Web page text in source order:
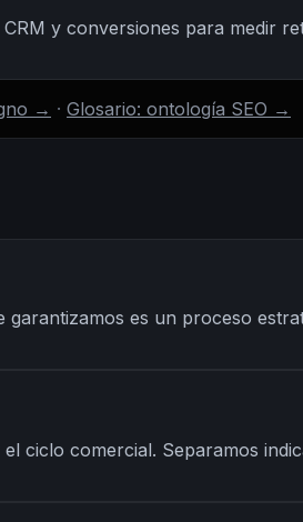
y conversiones para medir
→ · Glosario: ontología SEO →
es un proceso
ciclo comercial. Separamos